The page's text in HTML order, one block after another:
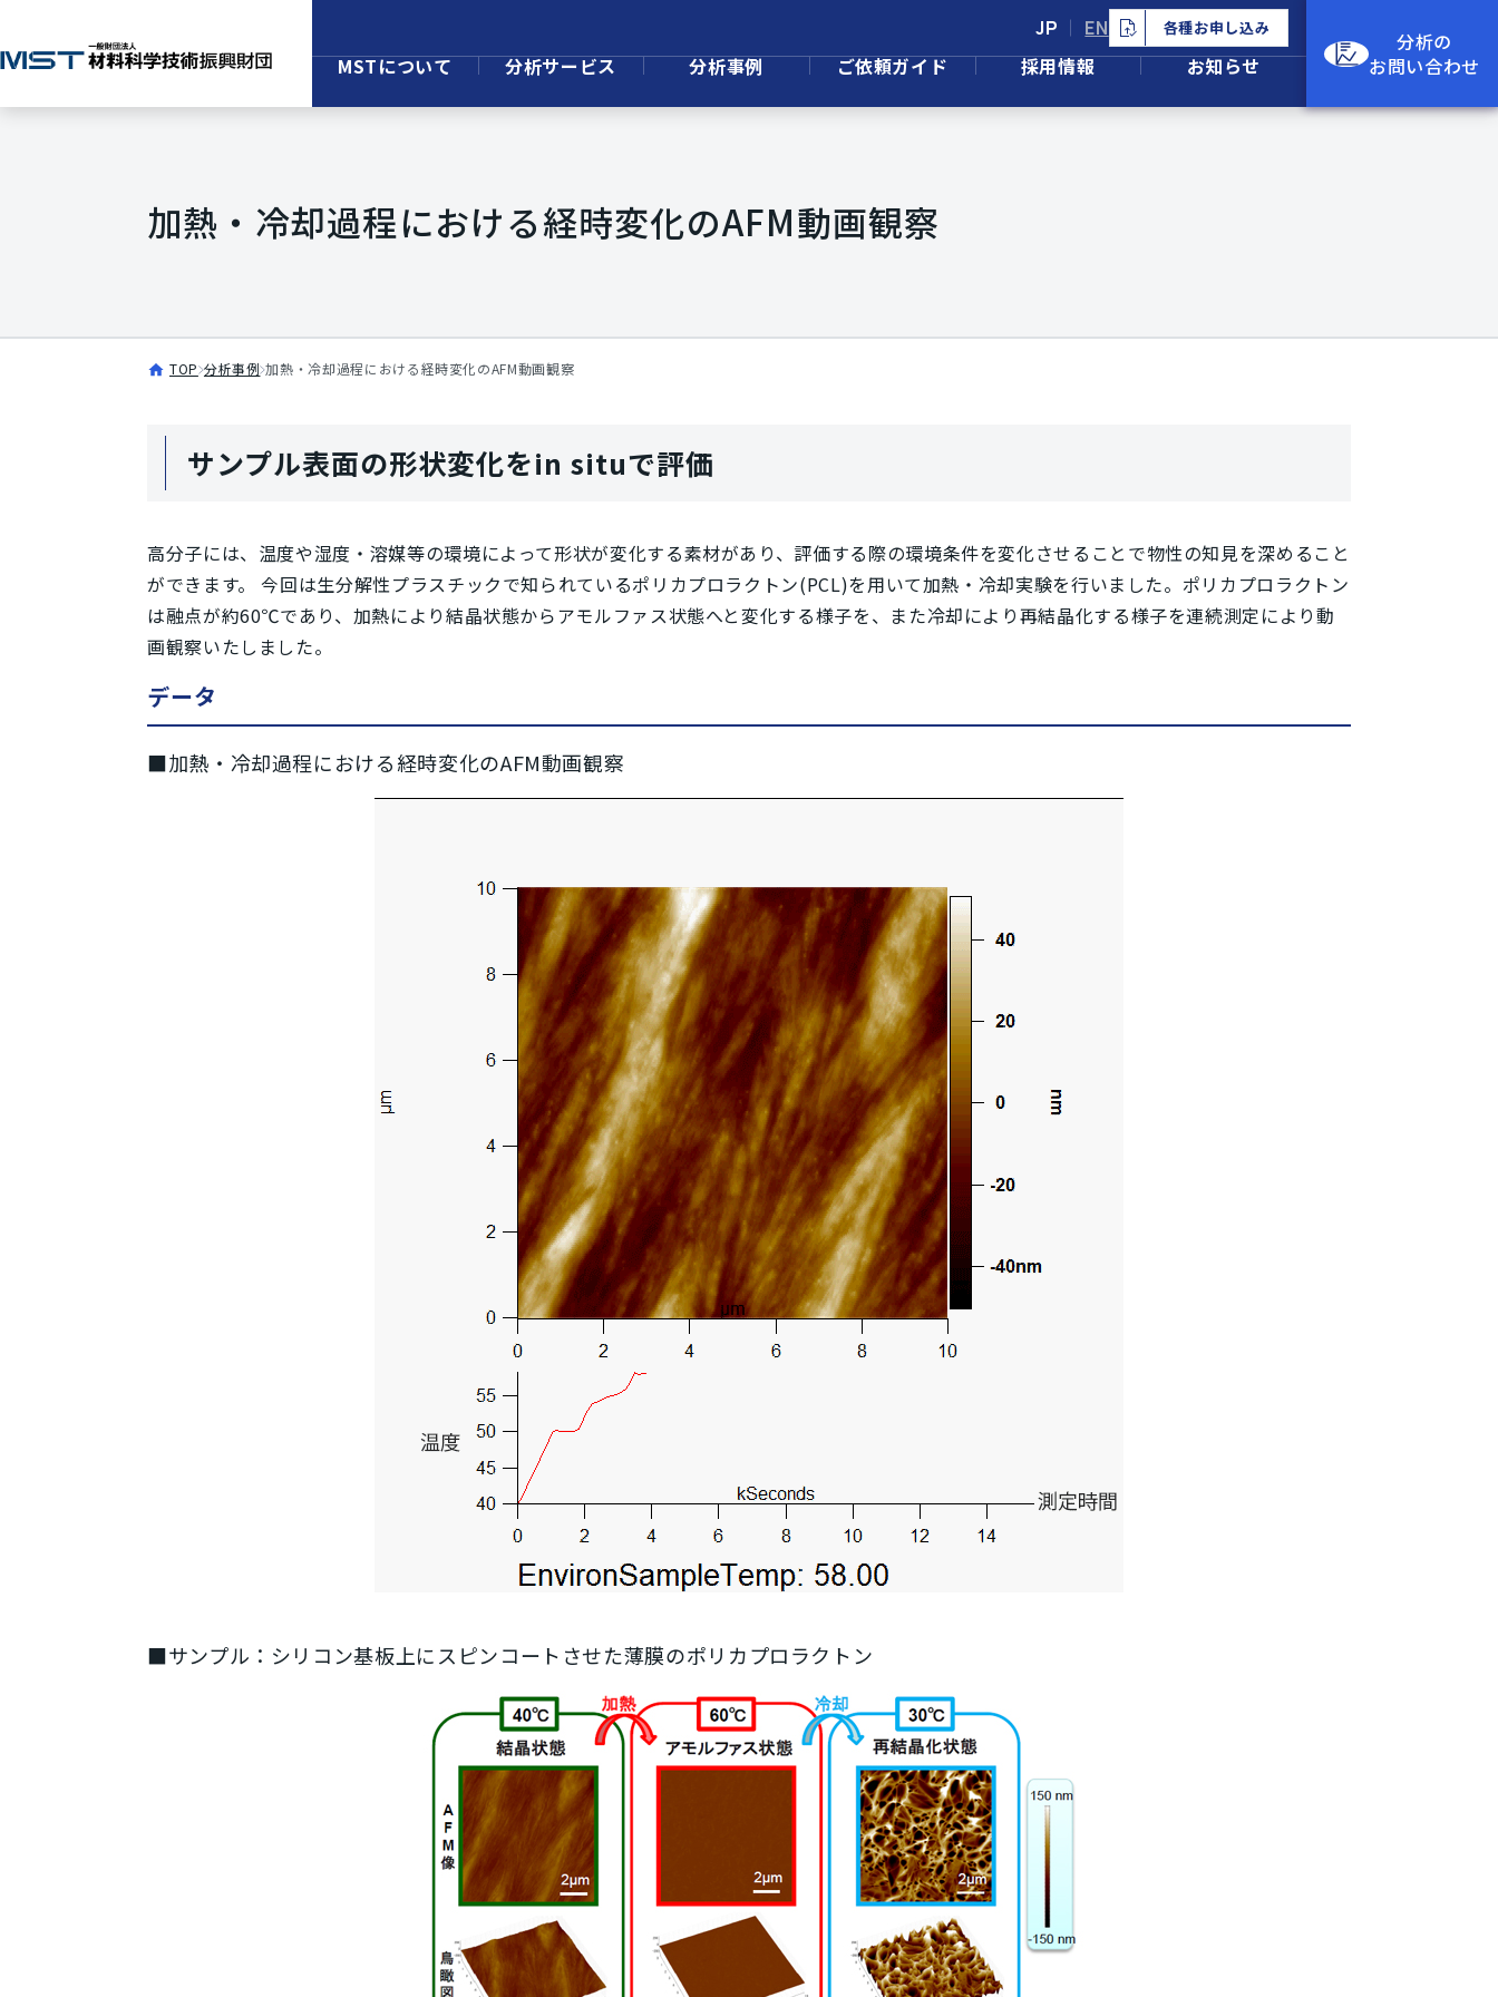
JP EN 各種お申し込み
MSTについて 分析サービス 分析事例 ご依頼ガイド 採用情報 お知らせ
分析の
お問い合わせ
加熱・冷却過程における経時変化のAFM動画観察
TOP 分析事例 加熱・冷却過程における経時変化のAFM動画観察
サンプル表面の形状変化をin situで評価
高分子には、温度や湿度・溶媒等の環境によって形状が変化する素材があり、評価する際の環境条件を変化させることで物性の知見を深めること
ができます。 今回は生分解性プラスチックで知られているポリカプロラクトン(PCL)を用いて加熱・冷却実験を行いました。ポリカプロラクトン
は融点が約60℃であり、加熱により結晶状態からアモルファス状態へと変化する様子を、また冷却により再結晶化する様子を連続測定により動
画観察いたしました。
データ
■加熱・冷却過程における経時変化のAFM動画観察
■サンプル：シリコン基板上にスピンコートさせた薄膜のポリカプロラクトン